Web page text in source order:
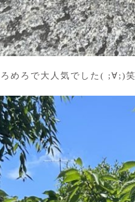
めろで大人気でした( ;∀;)笑